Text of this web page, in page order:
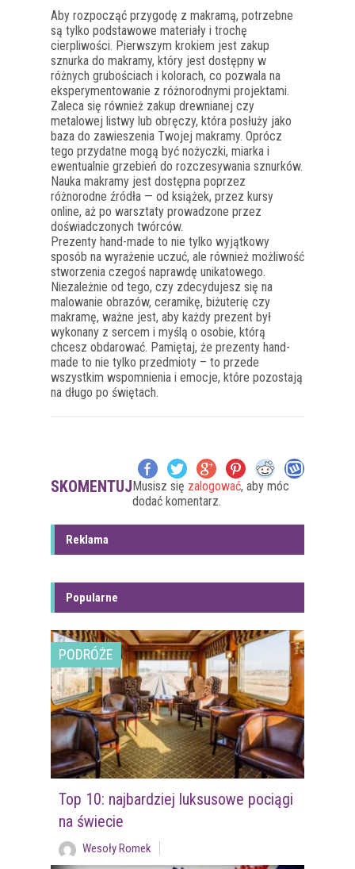
Aby rozpocząć przygodę z makramą, potrzebne
są tylko podstawowe materiały i trochę
cierpliwości. Pierwszym krokiem jest zakup
sznurka do makramy, który jest dostępny w
różnych grubościach i kolorach, co pozwala na
eksperymentowanie z różnorodnymi projektami.
Zaleca się również zakup drewnianej czy
metalowej listwy lub obręczy, która posłuży jako
baza do zawieszenia Twojej makramy. Oprócz
tego przydatne mogą być nożyczki, miarka i
ewentualnie grzebień do rozczesywania sznurków.
Nauka makramy jest dostępna poprzez
różnorodne źródła — od książek, przez kursy
online, aż po warsztaty prowadzone przez
doświadczonych twórców.
Prezenty hand-made to nie tylko wyjątkowy
sposób na wyrażenie uczuć, ale również możliwość
stworzenia czegoś naprawdę unikatowego.
Niezależnie od tego, czy zdecydujesz się na
malowanie obrazów, ceramikę, biżuterię czy
makramę, ważne jest, aby każdy prezent był
wykonany z sercem i myślą o osobie, którą
chcesz obdarować. Pamiętaj, że prezenty hand-
made to nie tylko przedmioty – to przede
wszystkim wspomnienia i emocje, które pozostają
na długo po świętach.
SKOMENTUJ Musisz się zalogować, aby móc
dodać komentarz.
Reklama
Popularne
PODRÓŻE
Top 10: najbardziej luksusowe pociągi
na świecie
Wesoły Romek